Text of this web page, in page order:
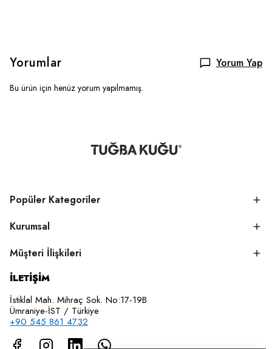
Yorumlar Yorum Yap
Bu ürün için henüz yorum yapılmamış.
Popüler Kategoriler
Kurumsal
Müşteri İlişkileri
İLETİŞİM
İstiklal Mah. Mihraç Sok. No:17-19B
Ümraniye-İST / Türkiye
+90 545 861 4732